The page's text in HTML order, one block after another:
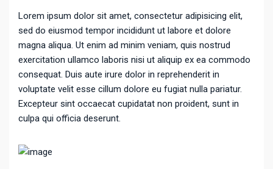
Lorem ipsum dolor sit amet, consectetur adipisicing elit,
sed do eiusmod tempor incididunt ut labore et dolore
magna aliqua. Ut enim ad minim veniam, quis nostrud
exercitation ullamco laboris nisi ut aliquip ex ea commodo
consequat. Duis aute irure dolor in reprehenderit in
voluptate velit esse cillum dolore eu fugiat nulla pariatur.
Excepteur sint occaecat cupidatat non proident, sunt in
culpa qui officia deserunt.